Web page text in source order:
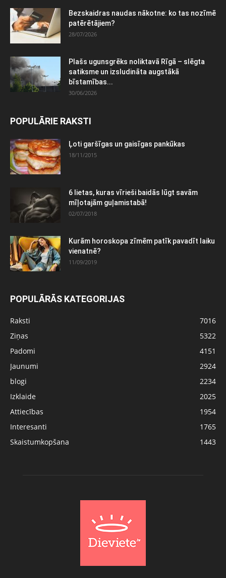
Bezskaidras naudas nākotne: ko tas nozīmē
patērētājiem?
28/07/2026
Plašs ugunsgrēks noliktavā Rīgā – slēgta
satiksme un izsludināta augstākā
bīstamības...
30/06/2026
POPULĀRIE RAKSTI
Ļoti garšīgas un gaisīgas pankūkas
18/11/2015
6 lietas, kuras vīrieši baidās lūgt savām
mīļotajām guļamistabā!
02/07/2018
Kurām horoskopa zīmēm patīk pavadīt laiku
vienatnē?
11/09/2019
POPULĀRĀS KATEGORIJAS
Raksti
7016
Ziņas
5322
Padomi
4151
Jaunumi
2924
blogi
2234
Izklaide
2025
Attiecības
1954
Interesanti
1765
Skaistumkopšana
1443